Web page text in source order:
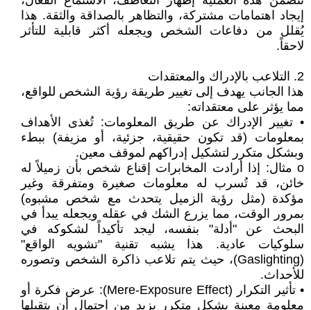
إيجاد اهتمامات مشتركة، والتظاهر بالصداقة والثقة. هذا
يُقلل من دفاعات الشخص ويجعله أكثر قابلية للتأثر
لاحقاً.
2. التلاعب بالإدراك والمعتقدات
هذا الجانب يهدف إلى تغيير طريقة رؤية الشخص للواقع،
مما يؤثر على معتقداته:
• تغيير الإدراك عن طريق المعلومات: تُغذى الأهداف
بمعلومات (قد تكون حقيقية، جزئية، أو مزيفة) ببطء
وبشكل متكرر لتشكيل إدراكهم لموقف معين.
o مثال: إذا أرادت المخابرات إقناع شخص بأن زميلاً له
خائن، قد تُسرب له معلومات صغيرة ومتفرقة وغير
مؤكدة (مثل رؤية الزميل يتحدث مع شخص مشبوه)
بمرور الوقت، مما يزرع الشك في عقله ويجعله يبدأ في
البحث عن "أدلة" بنفسه، ليجد تأكيداً لشكوكه في
سلوكيات عادية. هذا يشبه تقنية "تشويه الواقع"
(Gaslighting)، حيث يتم تلاعب ذاكرة الشخص وتصوره
للأحداث.
• تأثير التكرار (Mere-Exposure Effect): عرض فكرة أو
معلومة معينة بشكل متكرر يزيد من احتمال أن يتقبلها